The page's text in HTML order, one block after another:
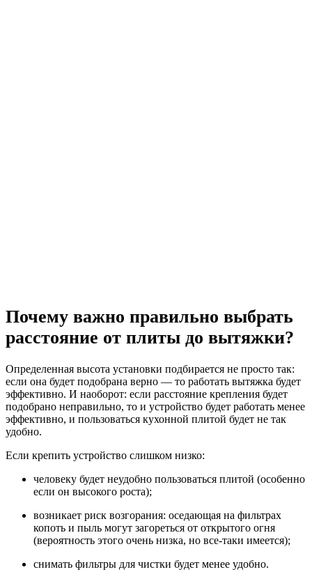
Почему важно правильно выбрать
расстояние от плиты до вытяжки?
Определенная высота установки подбирается не просто так:
если она будет подобрана верно — то работать вытяжка будет
эффективно. И наоборот: если расстояние крепления будет
подобрано неправильно, то и устройство будет работать менее
эффективно, и пользоваться кухонной плитой будет не так
удобно.
Если крепить устройство слишком низко:
человеку будет неудобно пользоваться плитой (особенно
если он высокого роста);
возникает риск возгорания: оседающая на фильтрах
копоть и пыль могут загореться от открытого огня
(вероятность этого очень низка, но все-таки имеется);
снимать фильтры для чистки будет менее удобно.